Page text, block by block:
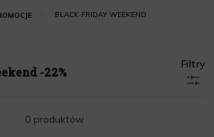
BLACK FRIDAY WEEKEND
-22%
Filtry
0 produktów